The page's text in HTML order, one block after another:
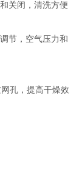
关闭，清洗方便
节，空气压力和
孔，提高干燥效